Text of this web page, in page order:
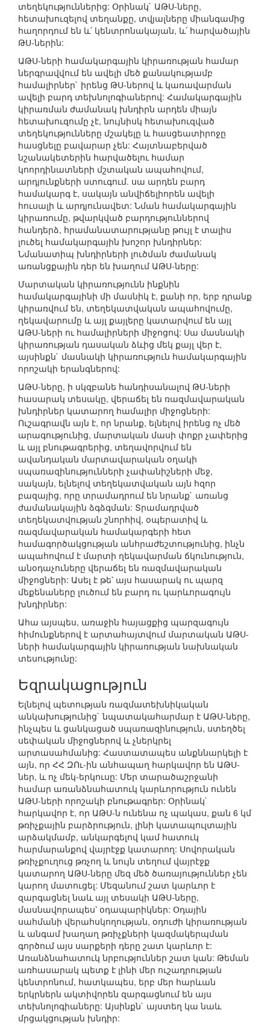
տեղեկություններից: Օրինակ` ԱԹՍ-ները,
հետախուզելով տեղանքը, տվյալները միանգամից
հաղորդում են և՛ կենտրոնակայան, և՛ հարվածային
ԹՍ-ներին:
ԱԹՍ-ների համակարգային կիրառության համար
ներգրավվում են ավելի մեծ քանակությամբ
համալիրներ` իրենց ԹՍ-ներով և կառավարման
ավելի բարդ տեխնոլոգիաներով: Համակարգային
կիրառման ժամանակ խնդիրն արդեն միայն
հետախուզումը չէ, նույնիսկ հետախուզված
տեղեկությունները մշակելը և հասցեատիրոջը
հասցնելը բավարար չեն: Հայտնաբերված
նշանակետերին հարվածելու համար
կոորդինատների մշտական ապահովում,
արդյունքների ստուգում. սա արդեն բարդ
համակարգ է, սակայն անվիճելիորեն ավելի
հուսալի և արդյունավետ: Նման համակարգային
կիրառումը, թվարկված բարդություններով
հանդերձ, հրամանատարությանը թույլ է տալիս
լուծել համակարգային խոշոր խնդիրներ:
Նմանատիպ խնդիրների լուծման ժամանակ
առանցքային դեր են խաղում ԱԹՍ-ները:
Մարտական կիրառությունն ինքնին
համակարգայինի մի մասնիկ է, քանի որ, երբ դրանք
կիրառվում են, տեղեկատվական ապահովումը,
ղեկավարումը և այլ քայլերը կատարվում են այլ
ԱԹՍ-ների ու համալիրների միջոցով: Սա մասնակի
կիրառության դասական ձևից մեկ քայլ վեր է,
այսինքն` մասնակի կիրառություն համակարգային
որոշակի երանգներով:
ԱԹՍ-ները, ի սկզբանե հանդիսանալով ԹՍ-ների
հասարակ տեսակը, վերաճել են ռազմավարական
խնդիրներ կատարող համալիր միջոցների:
Ուշագրավն այն է, որ նրանք, ելնելով իրենց ոչ մեծ
արագությունից, մարտական մասի փոքր չափերից
և այլ բնութագրերից, տեղավորվում են
ավանդական մարտավարական օղակի
սպառազինությունների չափանիշների մեջ,
սակայն, ելնելով տեղեկատվական այն հզոր
բազայից, որը տրամադրում են նրանք` առանց
ժամանակային ձգձգման: Տրամադրված
տեղեկատվության շնորհիվ, օպերատիվ և
ռազմավարական համակարգերի հետ
համագործակցության անհրաժեշտությունից, ինչն
ապահովում է մարտի ղեկավարման ճկունություն,
անօդաչուները վերաճել են ռազմավարական
միջոցների: Ասել է թե՝ այս հասարակ ու պարզ
մեքենաները լուծում են բարդ ու կարևորագույն
խնդիրներ:
Ահա այսպես, առաջին հայացքից պարզագույն
հիմունքներով է արտահայտվում մարտական ԱԹՍ-
ների համակարգային կիրառության նախնական
տեսությունը:
Եզրակացություն
Ելնելով պետության ռազմատեխնիկական
անկախությունից` նպատակահարմար է ԱԹՍ-ները,
ինչպես և ցանկացած սպառազինություն, ստեղծել
սեփական միջոցներով և չներկրել
արտասահմանից: Հաստատապես անքննարկելի է
այն, որ ՀՀ ԶՈւ-ին անհապաղ հարկավոր են ԱԹՍ-
ներ, և ոչ մեկ-երկուսը: Մեր տարածաշրջանի
համար առանձնահատուկ կարևորություն ունեն
ԱԹՍ-ների որոշակի բնութագրեր: Օրինակ`
հարկավոր է, որ ԱԹՍ-ն ունենա ոչ պակաս, քան 6 կմ
թռիչքային բարձրություն, լինի կատապուլտային
արձակմամբ, անկարգելով կամ հատուկ
հարմարանքով վայրէջք կատարող: Սովորական
թռիչքուղուց թռչող և նույն տեղում վայրէջք
կատարող ԱԹՍ-ները մեզ մեծ ծառայություններ չեն
կարող մատուցել: Մեզանում շատ կարևոր է
զարգացնել նաև այլ տեսակի ԱԹՍ-ները,
մասնավորապես՝ օդապարիկներ: Օդային
սահմանի վերահսկողության, օդուժի կիրառության
և անգամ խաղաղ թռիչքների կազմակերպման
գործում այս սարքերի դերը շատ կարևոր է:
Առանձնահատուկ նրբություններ շատ կան: Թեման
առհասարակ պետք է լինի մեր ուշադրության
կենտրոնում, հատկապես, երբ մեր հարևան
երկրներն ակտիվորեն զարգացնում են այս
տեխնոլոգիաները: Այսինքն` այստեղ կա նաև
մրցակցության խնդիր: